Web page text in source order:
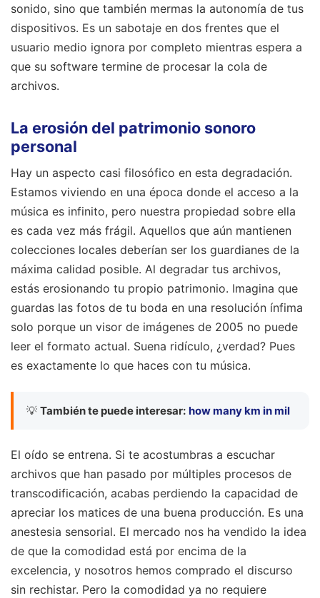
sonido, sino que también mermas la autonomía de tus
dispositivos. Es un sabotaje en dos frentes que el
usuario medio ignora por completo mientras espera a
que su software termine de procesar la cola de
archivos.
La erosión del patrimonio sonoro
personal
Hay un aspecto casi filosófico en esta degradación.
Estamos viviendo en una época donde el acceso a la
música es infinito, pero nuestra propiedad sobre ella
es cada vez más frágil. Aquellos que aún mantienen
colecciones locales deberían ser los guardianes de la
máxima calidad posible. Al degradar tus archivos,
estás erosionando tu propio patrimonio. Imagina que
guardas las fotos de tu boda en una resolución ínfima
solo porque un visor de imágenes de 2005 no puede
leer el formato actual. Suena ridículo, ¿verdad? Pues
es exactamente lo que haces con tu música.
💡 También te puede interesar: how many km in mil
El oído se entrena. Si te acostumbras a escuchar
archivos que han pasado por múltiples procesos de
transcodificación, acabas perdiendo la capacidad de
apreciar los matices de una buena producción. Es una
anestesia sensorial. El mercado nos ha vendido la idea
de que la comodidad está por encima de la
excelencia, y nosotros hemos comprado el discurso
sin rechistar. Pero la comodidad ya no requiere